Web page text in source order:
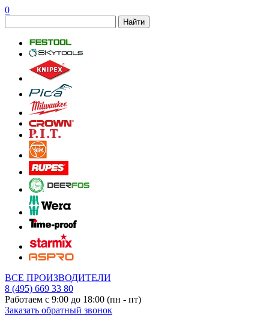
0
Найти
ВСЕ ПРОИЗВОДИТЕЛИ
8 (495) 669 33 80
Работаем с 9:00 до 18:00 (пн - пт)
Заказать обратный звонок